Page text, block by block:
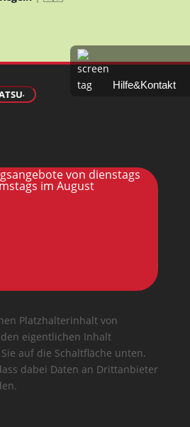
von dienstags
im August
Platzhalterinhalt von
eigentlichen Inhalt
auf die Schaltfläche unten.
dabei Daten an Drittanbieter
Hilfe&Kontakt